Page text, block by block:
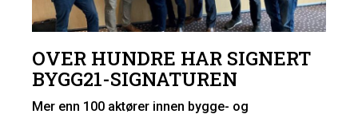
OVER HUNDRE HAR SIGNERT
BYGG21-SIGNATUREN
Mer enn 100 aktører innen bygge- og